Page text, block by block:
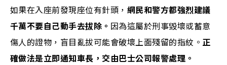
如果在入座前發現座位有針頭， 網民和警方都強烈建議
千萬不要自己動手去拔除。 因為這屬於刑事毀壞或蓄意
傷人的證物，盲目亂拔可能會破壞上面殘留的指紋。 正
確做法是立即通知車長，交由巴士公司報警處理。